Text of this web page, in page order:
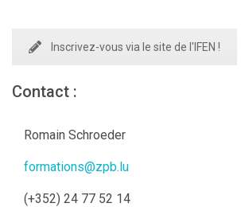
Inscrivez-vous via le site de l'IFEN !
Contact :
Romain Schroeder
formations@zpb.lu
(+352) 24 77 52 14